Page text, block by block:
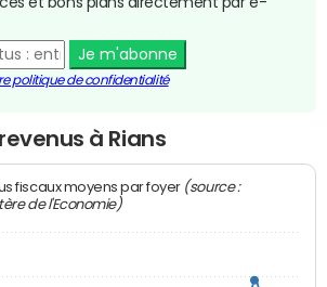
Je m'abonne
politique de confidentialité
à Rians
fiscaux moyens par foyer (source :
de l'Economie)